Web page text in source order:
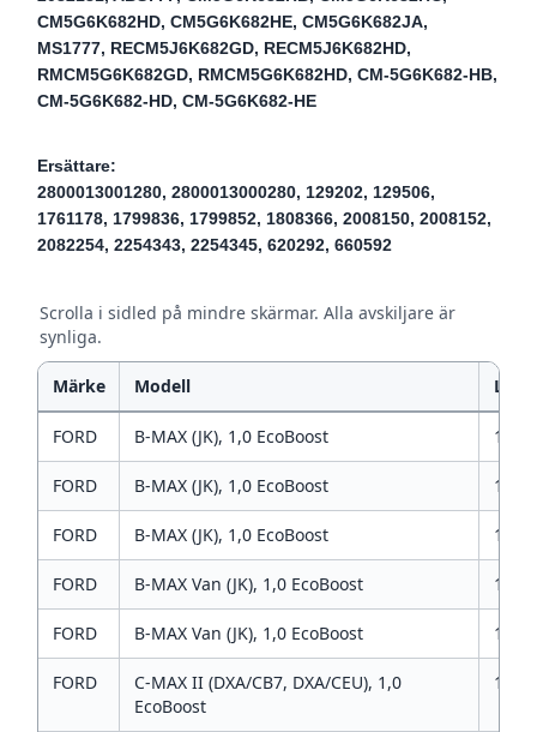
CM5G6K682HD, CM5G6K682HE, CM5G6K682JA,
MS1777, RECM5J6K682GD, RECM5J6K682HD,
RMCM5G6K682GD, RMCM5G6K682HD, CM-5G6K682-HB,
CM-5G6K682-HD, CM-5G6K682-HE
Ersättare:
2800013001280, 2800013000280, 129202, 129506,
1761178, 1799836, 1799852, 1808366, 2008150, 2008152,
2082254, 2254343, 2254345, 620292, 660592
Scrolla i sidled på mindre skärmar. Alla avskiljare är
synliga.
Märke Modell L
FORD B-MAX (JK), 1,0 EcoBoost 1
FORD B-MAX (JK), 1,0 EcoBoost 1
FORD B-MAX (JK), 1,0 EcoBoost 1
FORD B-MAX Van (JK), 1,0 EcoBoost 1
FORD B-MAX Van (JK), 1,0 EcoBoost 1
FORD
C-MAX II (DXA/CB7, DXA/CEU), 1,0
EcoBoost
1